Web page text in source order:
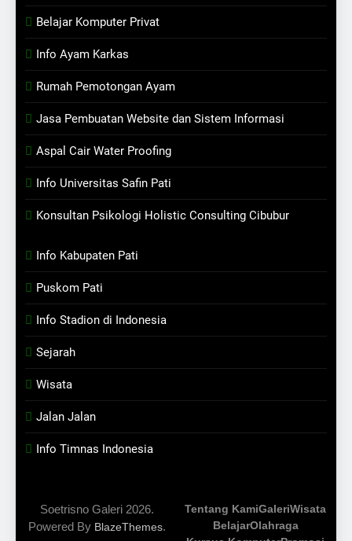
Belajar Komputer Privat
Info Ayam Karkas
Rumah Pemotongan Ayam
Jasa Pembuatan Website dan Sistem Informasi
Aspal Cair Water Proofing
Info Universitas Safin Pati
Konsultan Psikologi Holistic Consulting Cibubur
Info Kabupaten Pati
Puskom Pati
Info Stadion di Indonesia
Sejarah
Wisata
Jalan Jalan
Info Timnas Indonesia
Soetrisno Galeri 2026.
Powered By BlazeThemes.
Tentang KamiGaleriWisata
BelajarOlahraga